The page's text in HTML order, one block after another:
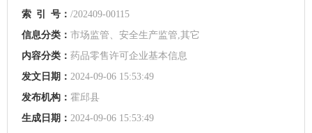
索 引 号： /202409-00115
信息分类： 市场监管、安全生产监管,其它
内容分类： 药品零售许可企业基本信息
发文日期： 2024-09-06 15:53:49
发布机构： 霍邱县
生成日期： 2024-09-06 15:53:49